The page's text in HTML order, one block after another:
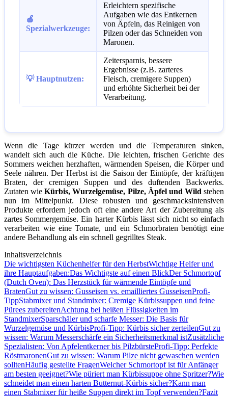
🍎
Spezialwerkzeuge:
Erleichtern spezifische
Aufgaben wie das Entkernen
von Äpfeln, das Reinigen von
Pilzen oder das Schneiden von
Maronen.
💡 Hauptnutzen:
Zeitersparnis, bessere
Ergebnisse (z.B. zarteres
Fleisch, cremigere Suppen)
und erhöhte Sicherheit bei der
Verarbeitung.
Wenn die Tage kürzer werden und die Temperaturen sinken,
wandelt sich auch die Küche. Die leichten, frischen Gerichte des
Sommers weichen herzhaften, wärmenden Speisen, die Körper und
Seele nähren. Der Herbst ist die Saison der Eintöpfe, der kräftigen
Braten, der cremigen Suppen und des duftenden Backwerks.
Zutaten wieKürbis, Wurzelgemüse, Pilze, Äpfel und Wild stehen
nun im Mittelpunkt. Diese robusten und geschmacksintensiven
Produkte erfordern jedoch oft eine andere Art der Zubereitung als
zartes Sommergemüse. Ein harter Kürbis lässt sich nicht so einfach
verarbeiten wie eine Tomate, und ein Schmorbraten benötigt eine
andere Behandlung als ein schnell gegrilltes Steak.
Inhaltsverzeichnis
Die wichtigsten Küchenhelfer für den HerbstWichtige Helfer und
ihre Hauptaufgaben:Das Wichtigste auf einen BlickDer Schmortopf
(Dutch Oven): Das Herzstück für wärmende Eintöpfe und
BratenGut zu wissen: Gusseisen vs. emailliertes GusseisenProfi-
TippStabmixer und Standmixer: Cremige Kürbissuppen und feine
Pürees zubereitenAchtung bei heißen Flüssigkeiten im
StandmixerSparschäler und scharfe Messer: Die Basis für
Wurzelgemüse und KürbisProfi-Tipp: Kürbis sicher zerteilenGut zu
wissen: Warum Messerschärfe ein Sicherheitsmerkmal istZusätzliche
Spezialisten: Von Apfelentkerner bis PilzbürsteProfi-Tipp: Perfekte
RöstmaronenGut zu wissen: Warum Pilze nicht gewaschen werden
solltenHäufig gestellte FragenWelcher Schmortopf ist für Anfänger
am besten geeignet?Wie püriert man Kürbissuppe ohne Spritzer?Wie
schneidet man einen harten Butternut-Kürbis sicher?Kann man
einen Stabmixer für heiße Suppen direkt im Topf verwenden?Fazit